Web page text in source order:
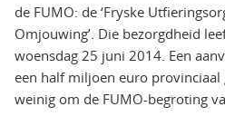
de FUMO: de ‘Fryske
Omjouwing’. Die bezorgdheid
woensdag 25 juni 2014. Een
een half miljoen euro
weinig om de FUMO-begroting